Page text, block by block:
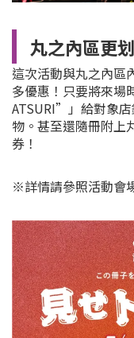
丸之內區更
這次活動與丸之內區
多優惠！只要將來場
ATSURI”」給對象
物。甚至還隨冊附上
券！
※詳情請參照活動會